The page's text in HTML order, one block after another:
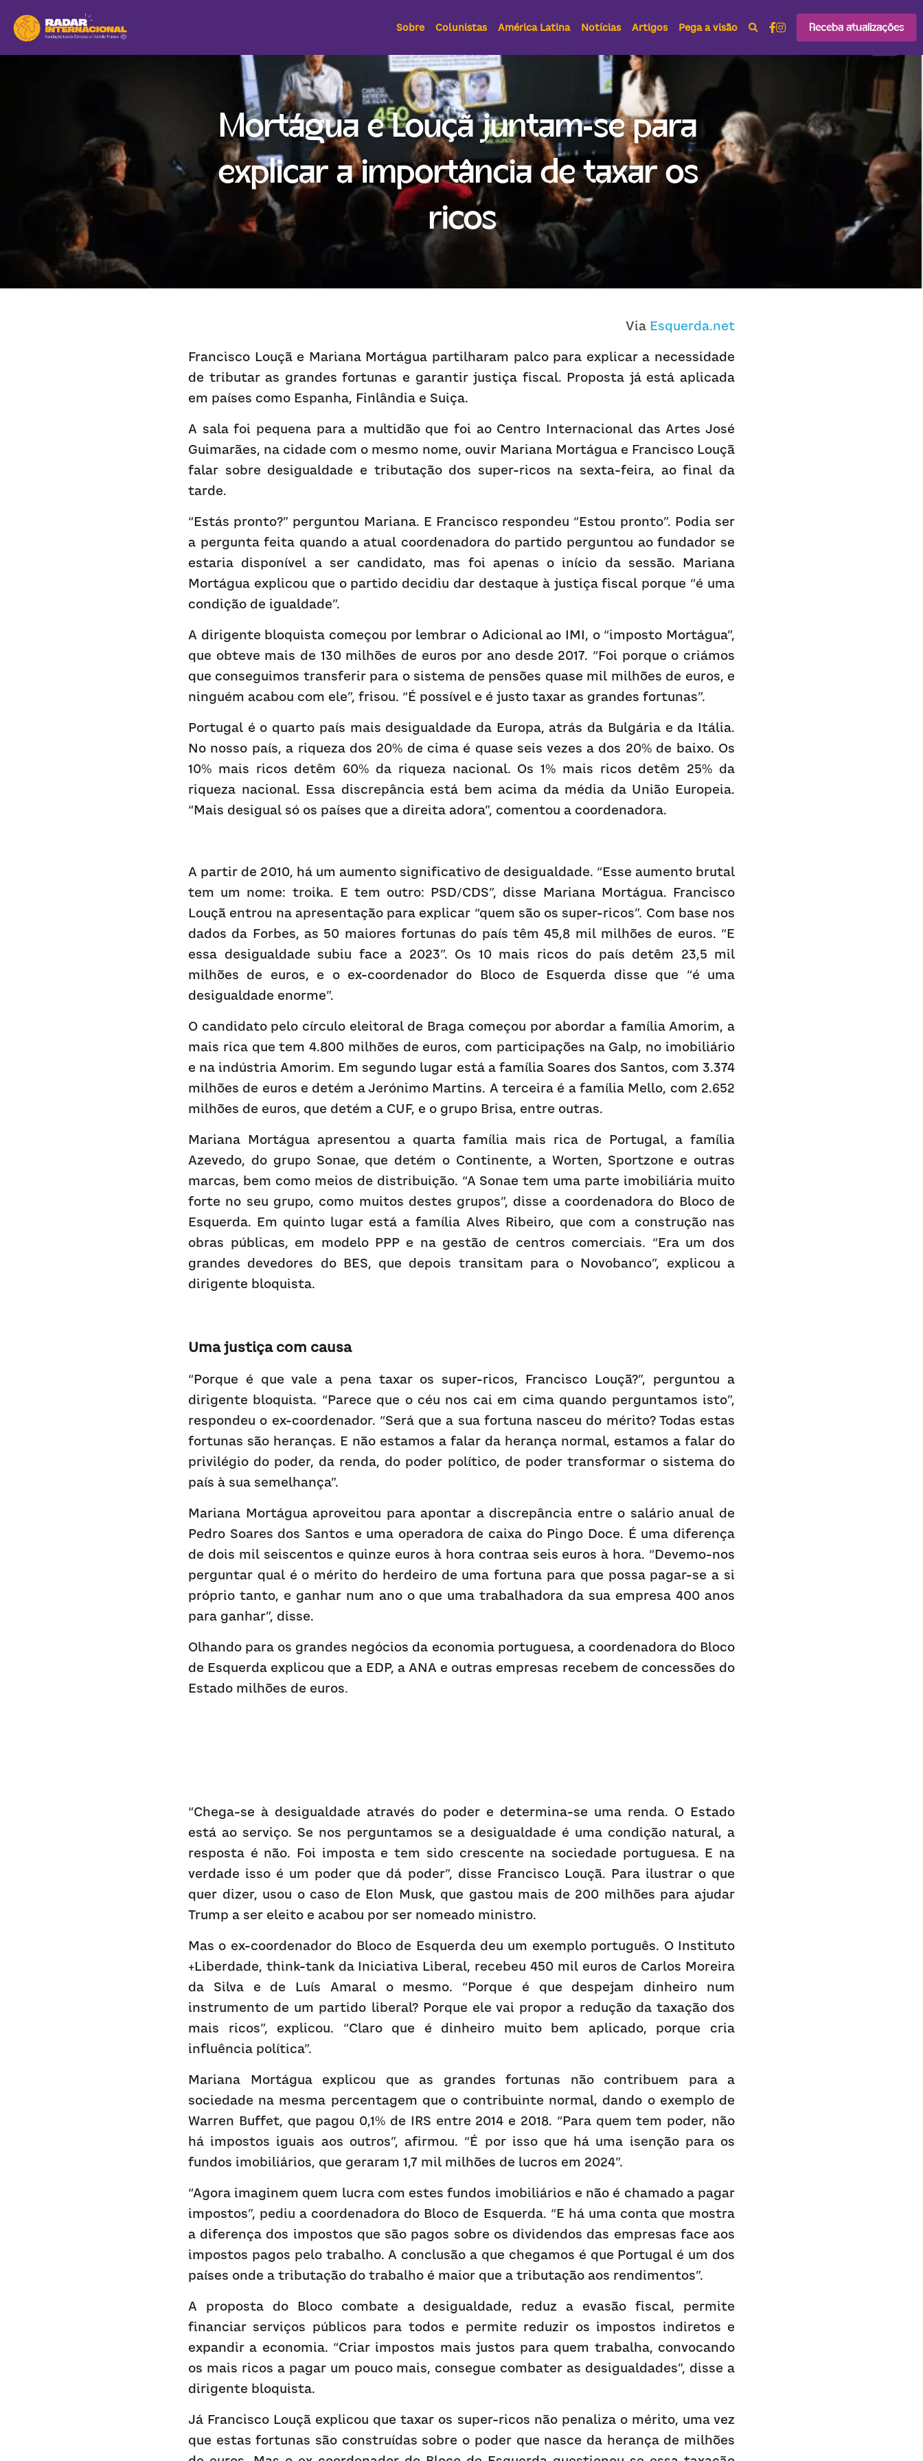
Sobre Colunistas América Latina Notícias Artigos Pega a visão Receba atualizações
Mortágua e Louçã juntam‑se para
explicar a importância de taxar os
ricos
Via Esquerda.net
Francisco Louçã e Mariana Mortágua partilharam palco para explicar a necessidade
de tributar as grandes fortunas e garantir justiça fiscal. Proposta já está aplicada
em países como Espanha, Finlândia e Suiça.
A sala foi pequena para a multidão que foi ao Centro Internacional das Artes José
Guimarães, na cidade com o mesmo nome, ouvir Mariana Mortágua e Francisco Louçã
falar sobre desigualdade e tributação dos super-ricos na sexta-feira, ao final da
tarde.
“Estás pronto?” perguntou Mariana. E Francisco respondeu “Estou pronto”. Podia ser
a pergunta feita quando a atual coordenadora do partido perguntou ao fundador se
estaria disponível a ser candidato, mas foi apenas o início da sessão. Mariana
Mortágua explicou que o partido decidiu dar destaque à justiça fiscal porque “é uma
condição de igualdade”.
A dirigente bloquista começou por lembrar o Adicional ao IMI, o “imposto Mortágua”,
que obteve mais de 130 milhões de euros por ano desde 2017. “Foi porque o criámos
que conseguimos transferir para o sistema de pensões quase mil milhões de euros, e
ninguém acabou com ele”, frisou. “É possível e é justo taxar as grandes fortunas”.
Portugal é o quarto país mais desigualdade da Europa, atrás da Bulgária e da Itália.
No nosso país, a riqueza dos 20% de cima é quase seis vezes a dos 20% de baixo. Os
10% mais ricos detêm 60% da riqueza nacional. Os 1% mais ricos detêm 25% da
riqueza nacional. Essa discrepância está bem acima da média da União Europeia.
“Mais desigual só os países que a direita adora”, comentou a coordenadora.
A partir de 2010, há um aumento significativo de desigualdade. “Esse aumento brutal
tem um nome: troika. E tem outro: PSD/CDS”, disse Mariana Mortágua. Francisco
Louçã entrou na apresentação para explicar “quem são os super-ricos”. Com base nos
dados da Forbes, as 50 maiores fortunas do país têm 45,8 mil milhões de euros. “E
essa desigualdade subiu face a 2023”. Os 10 mais ricos do país detêm 23,5 mil
milhões de euros, e o ex-coordenador do Bloco de Esquerda disse que “é uma
desigualdade enorme”.
O candidato pelo círculo eleitoral de Braga começou por abordar a família Amorim, a
mais rica que tem 4.800 milhões de euros, com participações na Galp, no imobiliário
e na indústria Amorim. Em segundo lugar está a família Soares dos Santos, com 3.374
milhões de euros e detém a Jerónimo Martins. A terceira é a família Mello, com 2.652
milhões de euros, que detém a CUF, e o grupo Brisa, entre outras.
Mariana Mortágua apresentou a quarta família mais rica de Portugal, a família
Azevedo, do grupo Sonae, que detém o Continente, a Worten, Sportzone e outras
marcas, bem como meios de distribuição. “A Sonae tem uma parte imobiliária muito
forte no seu grupo, como muitos destes grupos”, disse a coordenadora do Bloco de
Esquerda. Em quinto lugar está a família Alves Ribeiro, que com a construção nas
obras públicas, em modelo PPP e na gestão de centros comerciais. “Era um dos
grandes devedores do BES, que depois transitam para o Novobanco”, explicou a
dirigente bloquista.
Uma justiça com causa
“Porque é que vale a pena taxar os super-ricos, Francisco Louçã?”, perguntou a
dirigente bloquista. “Parece que o céu nos cai em cima quando perguntamos isto”,
respondeu o ex-coordenador. “Será que a sua fortuna nasceu do mérito? Todas estas
fortunas são heranças. E não estamos a falar da herança normal, estamos a falar do
privilégio do poder, da renda, do poder político, de poder transformar o sistema do
país à sua semelhança”.
Mariana Mortágua aproveitou para apontar a discrepância entre o salário anual de
Pedro Soares dos Santos e uma operadora de caixa do Pingo Doce. É uma diferença
de dois mil seiscentos e quinze euros à hora contraa seis euros à hora. “Devemo-nos
perguntar qual é o mérito do herdeiro de uma fortuna para que possa pagar-se a si
próprio tanto, e ganhar num ano o que uma trabalhadora da sua empresa 400 anos
para ganhar”, disse.
Olhando para os grandes negócios da economia portuguesa, a coordenadora do Bloco
de Esquerda explicou que a EDP, a ANA e outras empresas recebem de concessões do
Estado milhões de euros.
“Chega-se à desigualdade através do poder e determina-se uma renda. O Estado
está ao serviço. Se nos perguntamos se a desigualdade é uma condição natural, a
resposta é não. Foi imposta e tem sido crescente na sociedade portuguesa. E na
verdade isso é um poder que dá poder”, disse Francisco Louçã. Para ilustrar o que
quer dizer, usou o caso de Elon Musk, que gastou mais de 200 milhões para ajudar
Trump a ser eleito e acabou por ser nomeado ministro.
Mas o ex-coordenador do Bloco de Esquerda deu um exemplo português. O Instituto
+Liberdade, think-tank da Iniciativa Liberal, recebeu 450 mil euros de Carlos Moreira
da Silva e de Luís Amaral o mesmo. “Porque é que despejam dinheiro num
instrumento de um partido liberal? Porque ele vai propor a redução da taxação dos
mais ricos”, explicou. “Claro que é dinheiro muito bem aplicado, porque cria
influência política”.
Mariana Mortágua explicou que as grandes fortunas não contribuem para a
sociedade na mesma percentagem que o contribuinte normal, dando o exemplo de
Warren Buffet, que pagou 0,1% de IRS entre 2014 e 2018. “Para quem tem poder, não
há impostos iguais aos outros”, afirmou. “É por isso que há uma isenção para os
fundos imobiliários, que geraram 1,7 mil milhões de lucros em 2024”.
“Agora imaginem quem lucra com estes fundos imobiliários e não é chamado a pagar
impostos”, pediu a coordenadora do Bloco de Esquerda. “E há uma conta que mostra
a diferença dos impostos que são pagos sobre os dividendos das empresas face aos
impostos pagos pelo trabalho. A conclusão a que chegamos é que Portugal é um dos
países onde a tributação do trabalho é maior que a tributação aos rendimentos”.
A proposta do Bloco combate a desigualdade, reduz a evasão fiscal, permite
financiar serviços públicos para todos e permite reduzir os impostos indiretos e
expandir a economia. “Criar impostos mais justos para quem trabalha, convocando
os mais ricos a pagar um pouco mais, consegue combater as desigualdades”, disse a
dirigente bloquista.
Já Francisco Louçã explicou que taxar os super-ricos não penaliza o mérito, uma vez
que estas fortunas são construídas sobre o poder que nasce da herança de milhões